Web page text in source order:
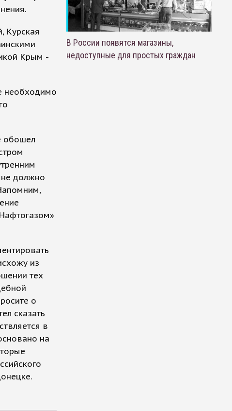
Курская
Крым -
необходимо
обошел
не должно
из
тех
о
сказать
в
на
В России появятся магазины,
недоступные для простых граждан